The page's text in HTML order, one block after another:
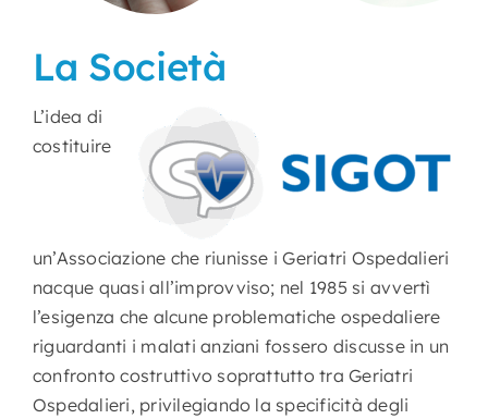
Nursing
Contatti
La Società
L’idea di
costituire
un’Associazione che riunisse i Geriatri Ospedalieri
nacque quasi all’improvviso; nel 1985 si avvertì
l’esigenza che alcune problematiche ospedaliere
riguardanti i malati anziani fossero discusse in un
confronto costruttivo soprattutto tra Geriatri
Ospedalieri, privilegiando la specificità degli